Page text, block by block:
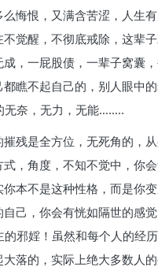
么悔恨，又满含苦涩，人生
不觉醒，不彻底戒除，这辈
成，一屁股债，一辈子窝囊
都瞧不起自己的，别人眼中
无奈，无力，无能……..
残是全方位，无死角的，
，角度，不知不觉中，你
本不是这种性格，而是你
己，你会有恍如隔世的感
的邪婬！虽然和每个人的经
落的，实际上绝大多数人